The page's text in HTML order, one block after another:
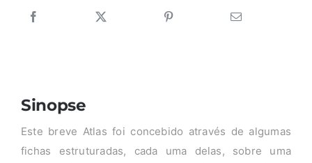
Sinopse
Este breve Atlas foi concebido através de algumas
fichas estruturadas, cada uma delas, sobre uma